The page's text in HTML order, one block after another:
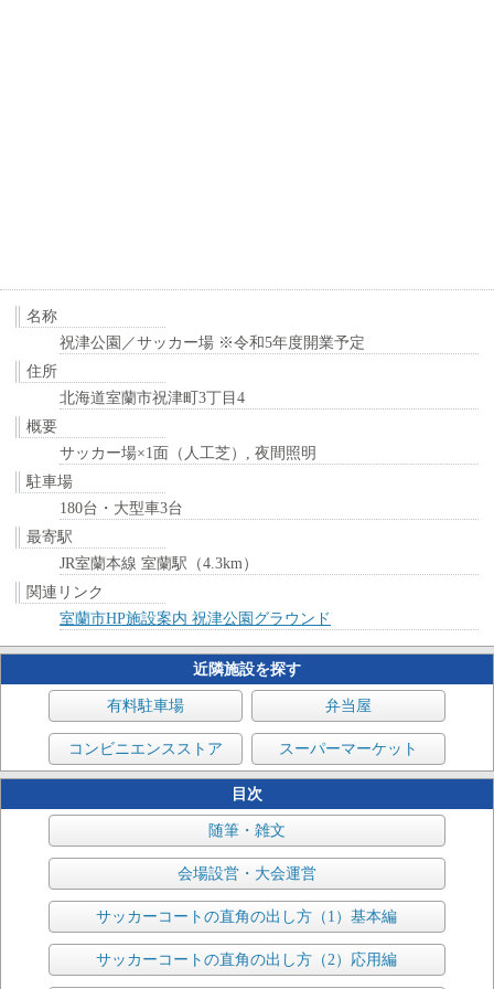
名称
祝津公園／サッカー場 ※令和5年度開業予定
住所
北海道室蘭市祝津町3丁目4
概要
サッカー場×1面（人工芝）, 夜間照明
駐車場
180台・大型車3台
最寄駅
JR室蘭本線 室蘭駅（4.3km）
関連リンク
室蘭市HP施設案内 祝津公園グラウンド
近隣施設を探す
有料駐車場 弁当屋
コンビニエンスストア スーパーマーケット
目次
随筆・雑文
会場設営・大会運営
サッカーコートの直角の出し方（1）基本編
サッカーコートの直角の出し方（2）応用編